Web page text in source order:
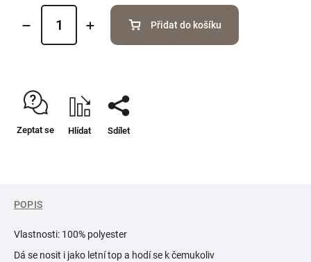
Přidat do košíku
Zeptat se Hlídat Sdílet
POPIS
Vlastnosti: 100% polyester
Dá se nosit i jako letní top a hodí se k čemukoliv